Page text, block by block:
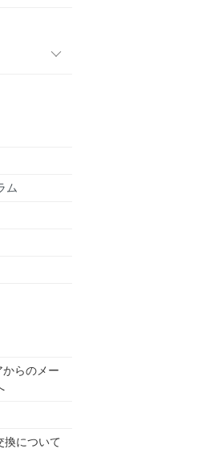
ム
からのメー
換について